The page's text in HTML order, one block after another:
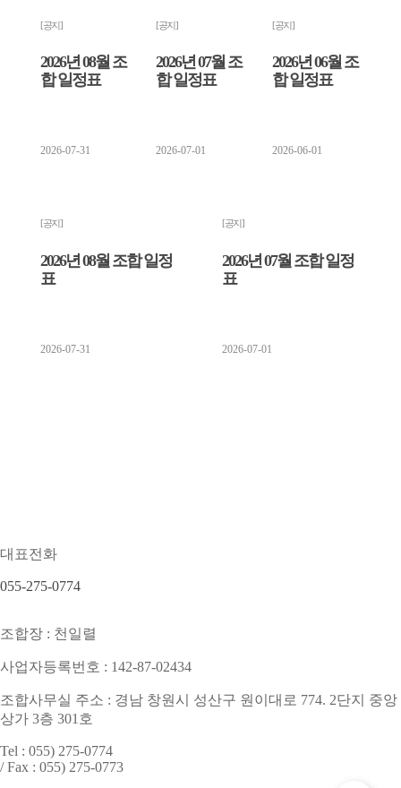
[ 공지 ]
2026년 08월 조
합 일정표
2026-07-31
[ 공지 ]
2026년 07월 조
합 일정표
2026-07-01
[ 공지 ]
2026년 06월 조
합 일정표
2026-06-01
[ 공지 ]
2026년 08월 조합 일정
표
2026-07-31
[ 공지 ]
2026년 07월 조합 일정
표
2026-07-01
대표전화
055-275-0774
조합장 : 천일렬
사업자등록번호 : 142-87-02434
조합사무실 주소 : 경남 창원시 성산구 원이대로 774. 2단지 중앙
상가 3층 301호
Tel : 055) 275-0774
/Fax : 055) 275-0773